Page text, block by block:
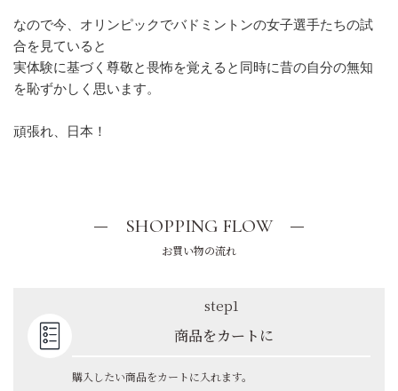
なので今、オリンピックでバドミントンの女子選手たちの試
合を見ていると
実体験に基づく尊敬と畏怖を覚えると同時に昔の自分の無知
を恥ずかしく思います。
頑張れ、日本！
SHOPPING FLOW
お買い物の流れ
step1
商品をカートに
購入したい商品をカートに入れます。